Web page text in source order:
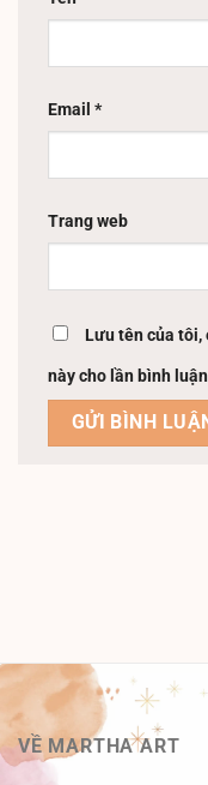
Email *
Trang web
Lưu tên của tôi,
này cho lần bình
VỀ MARTHA ART